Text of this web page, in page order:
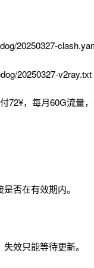
20250327-
20250327-v2ray.txt
72¥，每月60G流量
否在有效期内。
效只能等待更新。